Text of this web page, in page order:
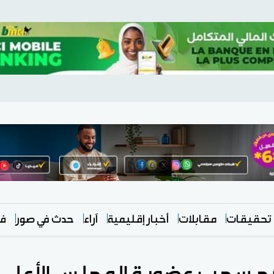
تحقيقات مقابلات أخبار إقليمية آراء حدث في صور